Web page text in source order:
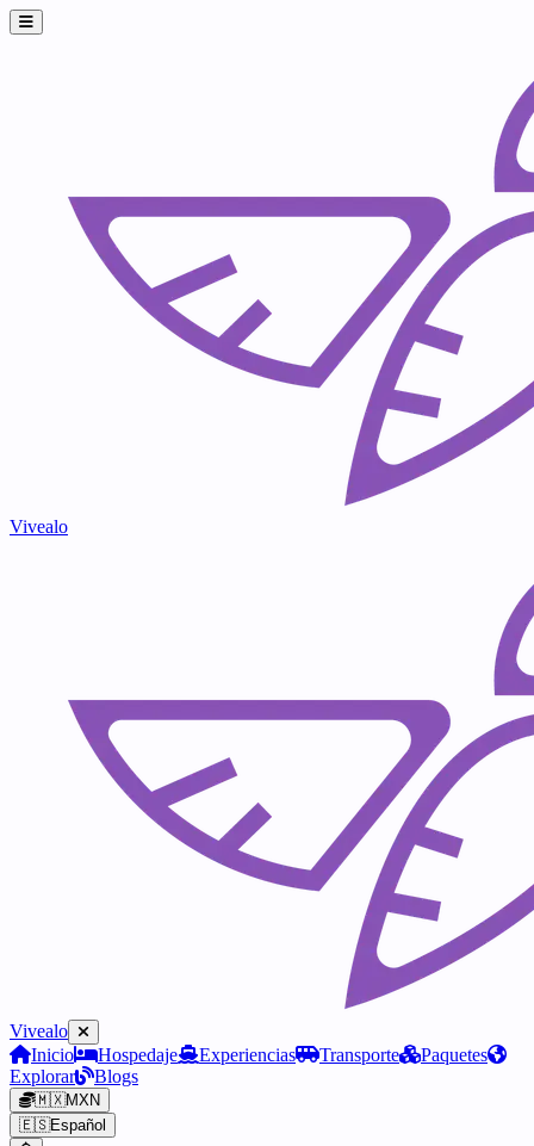
Vivealo
Vivealo
Inicio
Hospedaje Experiencias Transporte
Paquetes
Explorar
Blogs
🇲🇽MXN
🇪🇸Español